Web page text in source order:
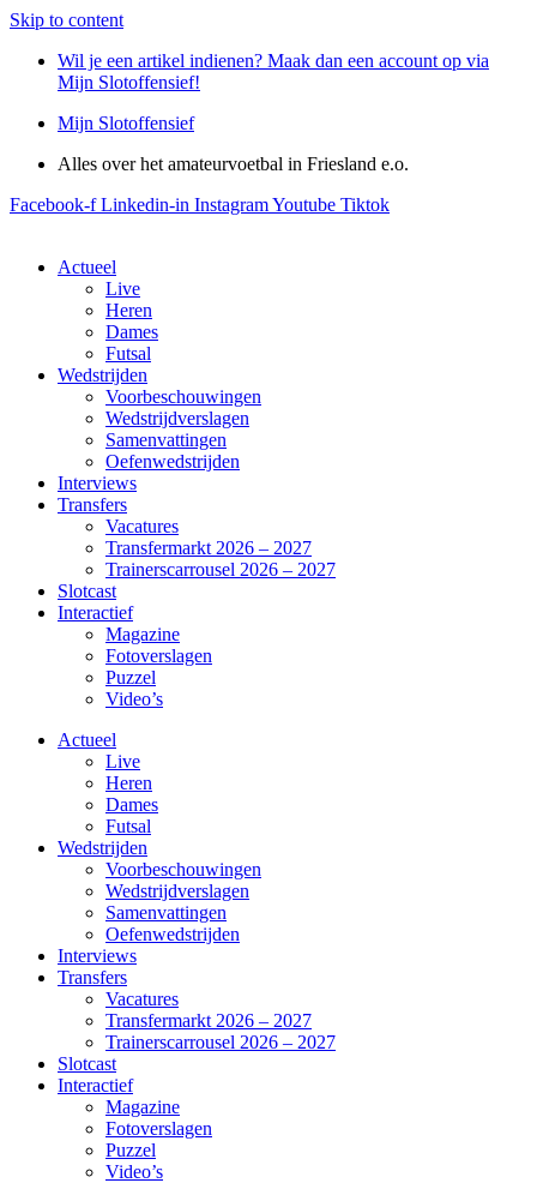
Skip to content
Wil je een artikel indienen? Maak dan een account op via
Mijn Slotoffensief!
Mijn Slotoffensief
Alles over het amateurvoetbal in Friesland e.o.
Facebook-f Linkedin-in InstagramYoutube Tiktok
Actueel
Live
Heren
Dames
Futsal
Wedstrijden
Voorbeschouwingen
Wedstrijdverslagen
Samenvattingen
Oefenwedstrijden
Interviews
Transfers
Vacatures
Transfermarkt 2026 – 2027
Trainerscarrousel 2026 – 2027
Slotcast
Interactief
Magazine
Fotoverslagen
Puzzel
Video’s
Actueel
Live
Heren
Dames
Futsal
Wedstrijden
Voorbeschouwingen
Wedstrijdverslagen
Samenvattingen
Oefenwedstrijden
Interviews
Transfers
Vacatures
Transfermarkt 2026 – 2027
Trainerscarrousel 2026 – 2027
Slotcast
Interactief
Magazine
Fotoverslagen
Puzzel
Video’s